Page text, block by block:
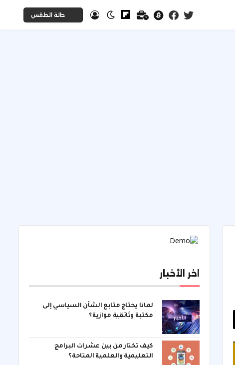
حالة الطقس
اخر الأخبار
لماذا يحتاج متابع الشأن السياسي إلى
مكتبة وثائقية موازية؟
كيف تختار من بين عشرات البرامج
التعليمية والعلمية المتاحة؟